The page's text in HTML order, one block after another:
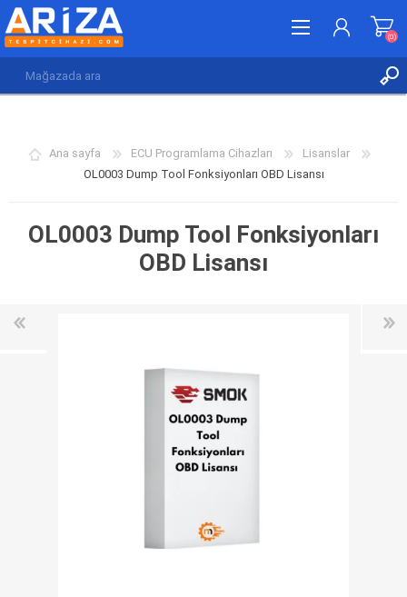
(0)
(0)
Ana sayfa ECU Programlama Cihazları
Lisanslar
OL0003 Dump Tool Fonksiyonları OBD Lisansı
OL0003 Dump Tool Fonksiyonları
OBD Lisansı